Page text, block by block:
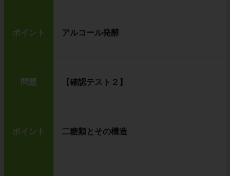
ポイント アルコール発酵
問題 【確認テスト２】
ポイント 二糖類とその構造